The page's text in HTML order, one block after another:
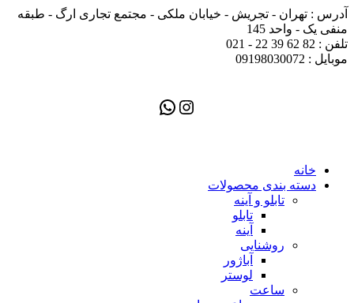
آدرس : تهران - تجریش - خیابان ملکی - مجتمع تجاری ارگ - طبقه
منفی یک - واحد 145
تلفن : 82 62 39 22 - 021
موبایل : 09198030072
اینستاگرم
واتس‌اپ
خانه
دسته بندی محصولات
تابلو و آینه
تابلو
آینه
روشنایی
آباژور
لوستر
ساعت